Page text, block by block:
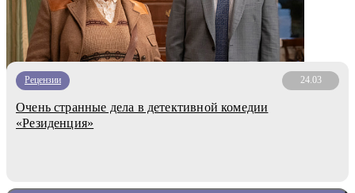
Рецензии 24.03
Очень странные дела в детективной комедии
«Резиденция»